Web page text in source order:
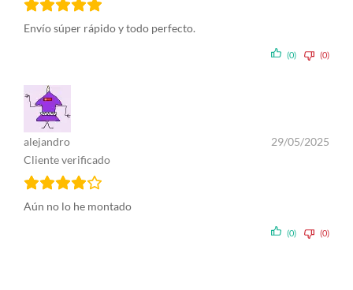
Envío súper rápido y todo perfecto.
(0) (0)
alejandro
Cliente verificado
29/05/2025
Aún no lo he montado
(0) (0)